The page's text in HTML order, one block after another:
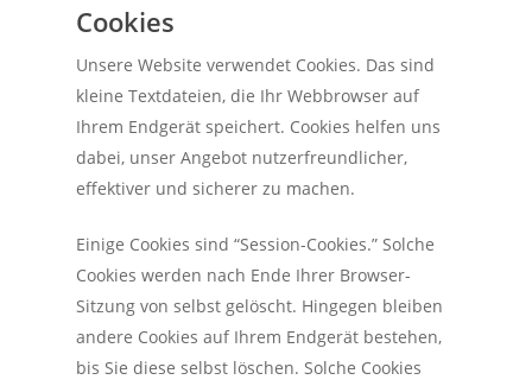
Cookies
Unsere Website verwendet Cookies. Das sind
kleine Textdateien, die Ihr Webbrowser auf
Ihrem Endgerät speichert. Cookies helfen uns
dabei, unser Angebot nutzerfreundlicher,
effektiver und sicherer zu machen.
Einige Cookies sind “Session-Cookies.” Solche
Cookies werden nach Ende Ihrer Browser-
Sitzung von selbst gelöscht. Hingegen bleiben
andere Cookies auf Ihrem Endgerät bestehen,
bis Sie diese selbst löschen. Solche Cookies